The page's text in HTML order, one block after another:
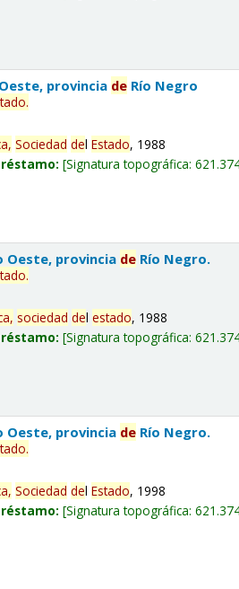
provincia de Río Negro
.
Sociedad delEstado, 1988
Signatura topográfica:
Oeste, provincia de Río Negro.
.
sociedad delestado, 1988
Signatura topográfica:
Oeste, provincia de Río Negro.
.
Sociedad delEstado, 1998
Signatura topográfica: